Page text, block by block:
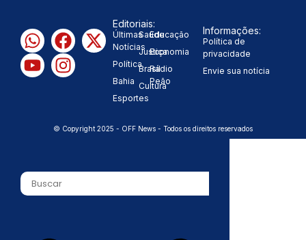
Editoriais:
Últimas
Notícias
Política
Bahia
Esportes
Saúde
Justiça
Brasil
Cultura
Educação
Economia
Rádio
Peão
Informações:
Política de
privacidade
Envie sua notícia
© Copyright 2025 - OFF News - Todos os direitos reservados